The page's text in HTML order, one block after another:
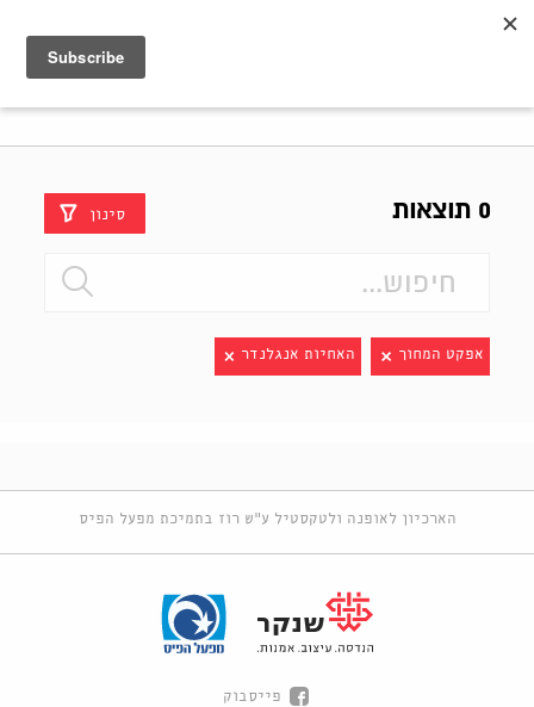
0 תוצאות סינון
אפקט המחוך האחיות אנגלנדר
הארכיון לאופנה ולטקסטיל ע"ש רוז בתמיכת מפעל הפיס
פייסבוק